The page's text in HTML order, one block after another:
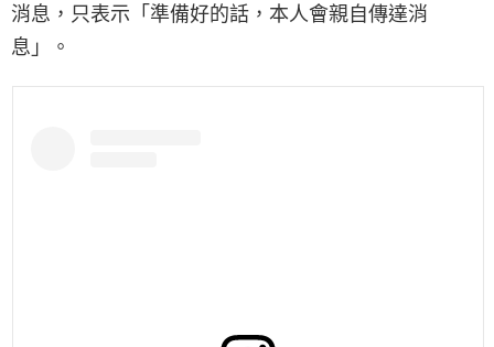
消息，只表示「準備好的話，本人會親自傳達消
息」。